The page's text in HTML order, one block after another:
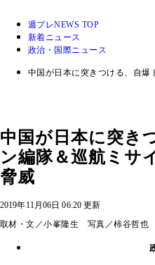
週プレNEWS TOP
新着ニュース
政治・国際ニュース
中国が日本に突きつける、自爆
中国が日本に突き
ン編隊＆巡航ミサ
脅威
2019年11月06日 06:20 更新
取材・文／小峯隆生 写真／柿谷哲也